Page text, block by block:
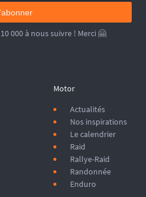
000 à nous suivre ! Merci 🤗
Motor
Actualités
Nos inspirations
Le calendrier
Raid
Rallye-Raid
Randonnée
Enduro